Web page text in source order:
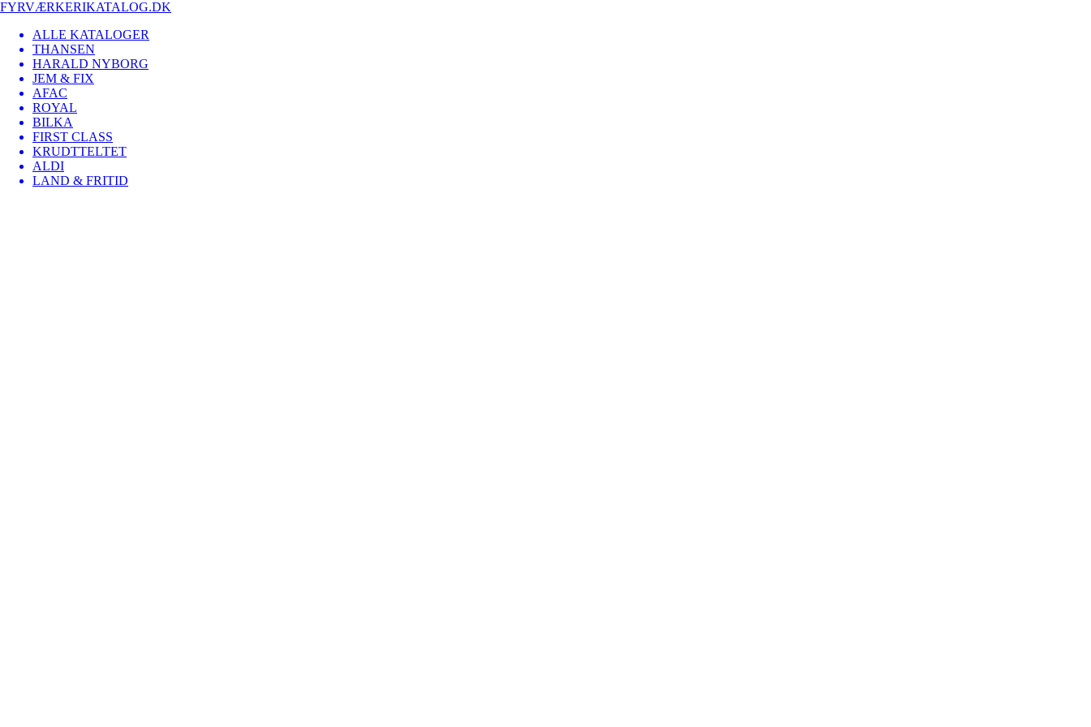
FYRVÆRKERIKATALOG.DK
ALLE KATALOGER
THANSEN
HARALD NYBORG
JEM & FIX
AFAC
ROYAL
BILKA
FIRST CLASS
KRUDTTELTET
ALDI
LAND & FRITID